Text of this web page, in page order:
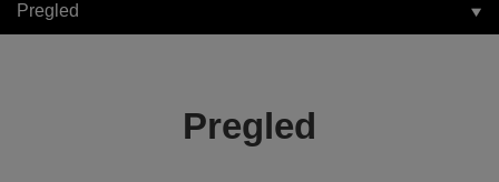
Pregled
Pregled